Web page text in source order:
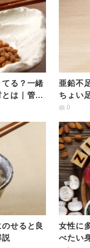
る？一緒
は｜管理
亜鉛不
ちょい
管理栄
0
せると良
説
女性に
べたい